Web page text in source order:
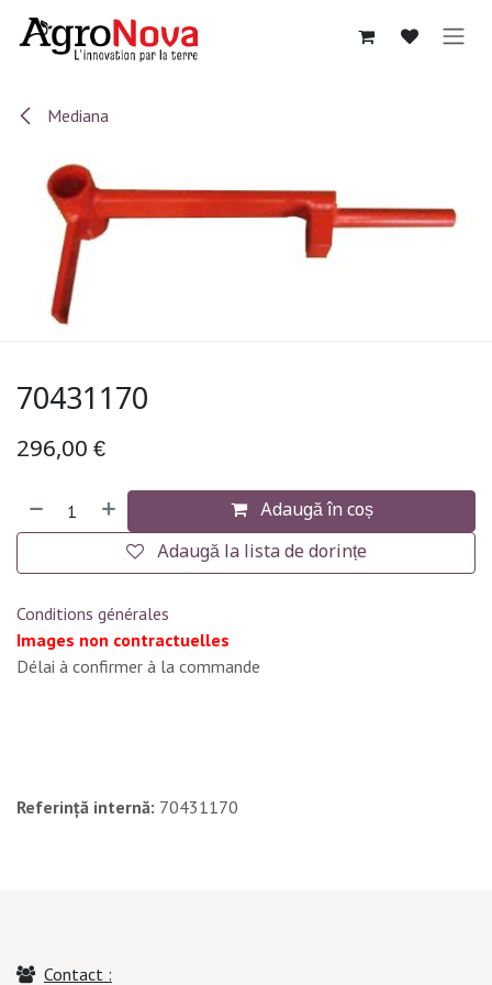
Mediana
70431170
296,00 €
Adaugă în coș
Adaugă la lista de dorințe
Conditions générales
Images non contractuelles
Délai à confirmer à la commande
Referință internă: 70431170
Contact :